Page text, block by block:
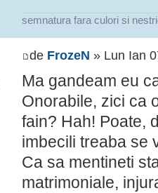
semnatura fara culori si
de FrozeN » Lun Ian
Ma gandeam eu
Onorabile, zici ca
fain? Hah! Poate,
imbecili treaba se
Ca sa mentineti
matrimoniale,